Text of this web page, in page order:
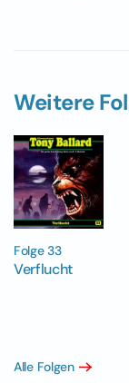
Weitere
Folge 33
Verflucht
Alle Folgen